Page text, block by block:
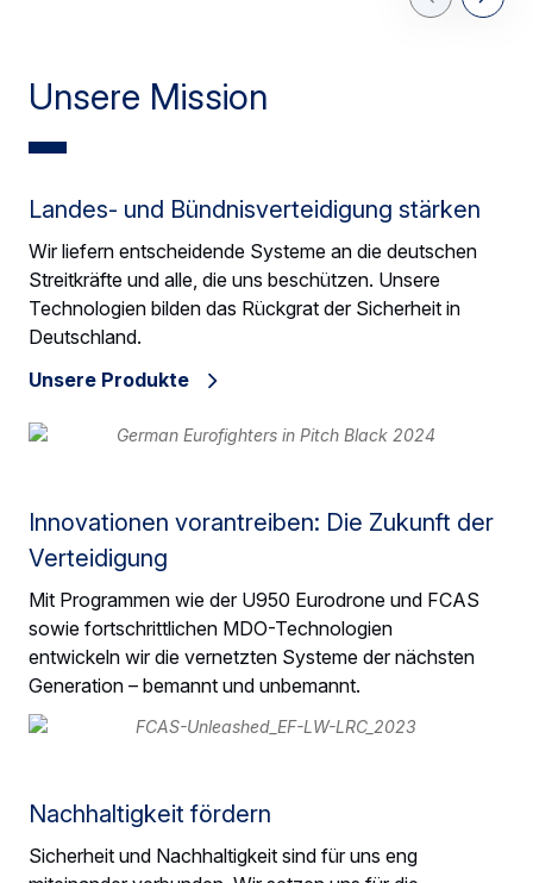
Unsere Mission
Landes- und Bündnisverteidigung stärken
Wir liefern entscheidende Systeme an die deutschen
Streitkräfte und alle, die uns beschützen. Unsere
Technologien bilden das Rückgrat der Sicherheit in
Deutschland.
Unsere Produkte
Innovationen vorantreiben: Die Zukunft der
Verteidigung
Mit Programmen wie der U950 Eurodrone und FCAS
sowie fortschrittlichen MDO-Technologien
entwickeln wir die vernetzten Systeme der nächsten
Generation – bemannt und unbemannt.
Nachhaltigkeit fördern
Sicherheit und Nachhaltigkeit sind für uns eng